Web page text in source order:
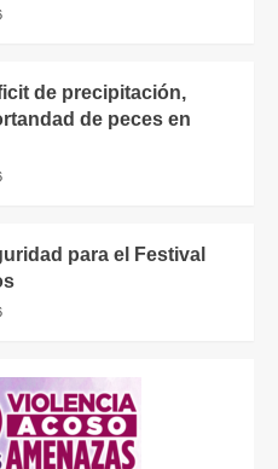
de precipitación,
de peces en
para el Festival